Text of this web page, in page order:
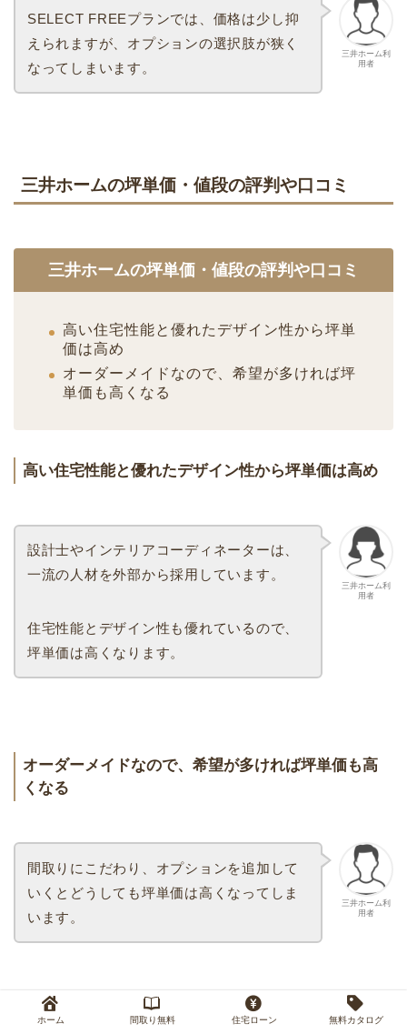
三井ホーム利
用者
SELECT FREEプランでは、価格は少し抑
えられますが、オプションの選択肢が狭く
なってしまいます。
三井ホームの坪単価・値段の評判や口コミ
三井ホームの坪単価・値段の評判や口コミ
高い住宅性能と優れたデザイン性から坪単
価は高め
オーダーメイドなので、希望が多ければ坪
単価も高くなる
高い住宅性能と優れたデザイン性から坪単価は高め
三井ホーム利
用者
設計士やインテリアコーディネーターは、
一流の人材を外部から採用しています。
住宅性能とデザイン性も優れているので、
坪単価は高くなります。
オーダーメイドなので、希望が多ければ坪単価も高
くなる
三井ホーム利
用者
間取りにこだわり、オプションを追加して
いくとどうしても坪単価は高くなってしま
います。
寄せられた口コミでは、 坪単価80万円〜110万円 で住
ホーム 間取り無料 住宅ローン 無料カタログ